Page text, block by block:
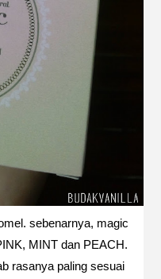
sebenarnya, magic
MINT dan PEACH.
rasanya paling sesuai